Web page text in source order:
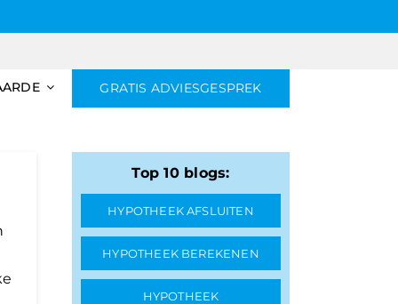
GRATIS ADVIESGESPREK
Top 10 blogs:
HYPOTHEEK AFSLUITEN
HYPOTHEEK BEREKENEN
HYPOTHEEK